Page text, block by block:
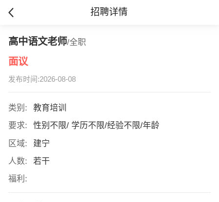
招聘详情
高中语文老师/全职
面议
发布时间:2026-08-08
类别:
教育培训
要求:
性别不限/ 学历不限/经验不限/年龄
区域:
建宁
人数:
若干
福利: